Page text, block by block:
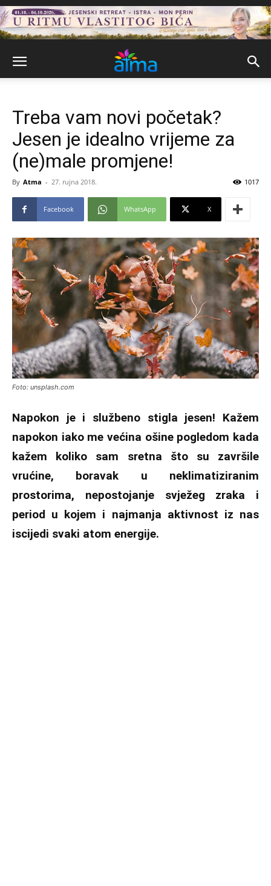
Treba vam novi početak?
Jesen je idealno vrijeme za
(ne)male promjene!
By Atma - 27. rujna 2018. 1017
Facebook WhatsApp X
Foto: unsplash.com
Napokon je i službeno stigla jesen! Kažem
napokon iako me većina ošine pogledom kada
kažem koliko sam sretna što su završile
vrućine, boravak u neklimatiziranim
prostorima, nepostojanje svježeg zraka i
period u kojem i najmanja aktivnost iz nas
iscijedi svaki atom energije.